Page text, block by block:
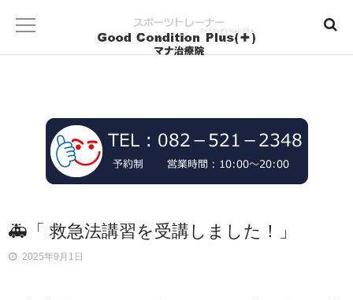
🚑「 救急法講習を受講しました！」
2025年9月1日